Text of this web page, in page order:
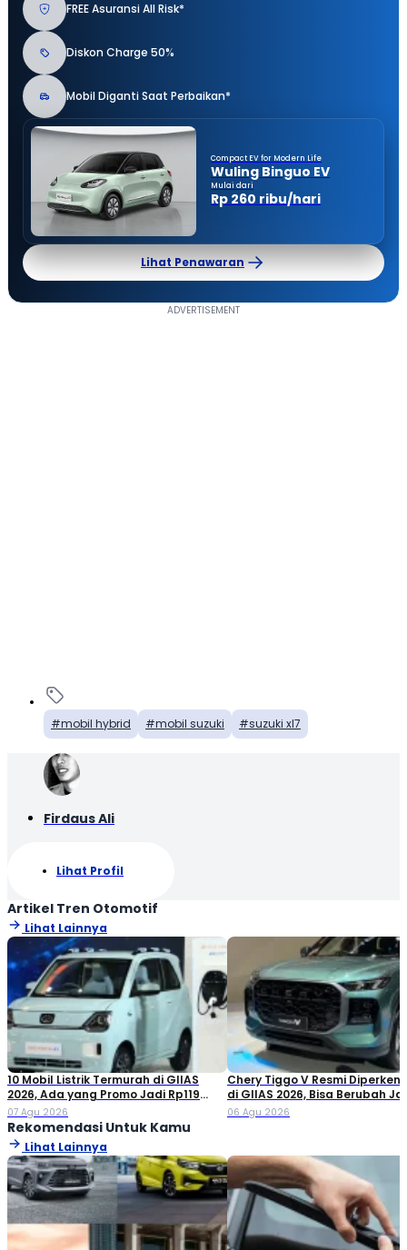
FREE Asuransi All Risk*
Diskon Charge 50%
Mobil Diganti Saat Perbaikan*
Compact EV for Modern Life
Wuling Binguo EV
Mulai dari
Rp 260 ribu/hari
Lihat Penawaran
mobil hybrid mobil suzuki suzuki xl7
Firdaus Ali
Lihat Profil
Artikel Tren Otomotif
Lihat Lainnya
10 Mobil Listrik Termurah di GIIAS
2026, Ada yang Promo Jadi Rp119
Jutaan!
07 Agu 2026
Chery Tiggo V Resmi
di GIIAS 2026, Bisa Berubah
Double Cabin
06 Agu 2026
Rekomendasi Untuk Kamu
Lihat Lainnya